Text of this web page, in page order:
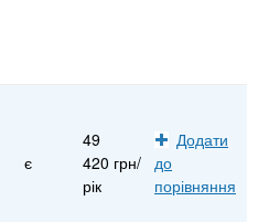
є
49
420 грн/
рік
Додати
до
порівняння